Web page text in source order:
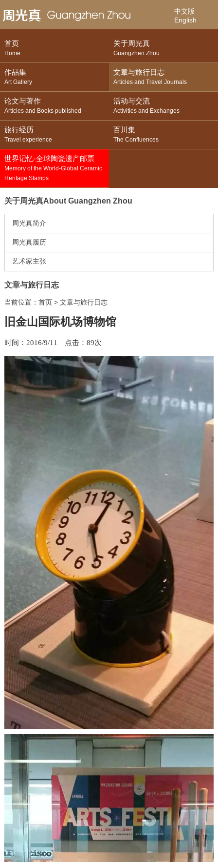
中文版
English
首页
Home
关于周光真
Guangzhen Zhou
作品集
Art Gallery
文章与旅行日志
Articles and Travel Journals
论文与著作
Articles and Books published
活动与交流
Activities and Exchanges
旅行经历
Travel experience
百川集
The Confluences
世界记忆-全球陶瓷遗产邮票
Memory of the World-Global Ceramic
Heritage Stamps
关于周光真About Guangzhen Zhou
周光真简介
周光真履历
艺术家主张
文章与旅行日志
当前位置： 首页> 文章与旅行日志
旧金山国际机场博物馆
时间：2016/9/11 点击： 89次